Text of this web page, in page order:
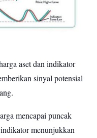
aset dan indikator
sinyal potensial
mencapai puncak
menunjukkan